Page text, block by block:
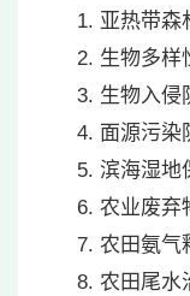
1. 亚热带森
2. 生物多样
3. 生物入侵
4. 面源污染
5. 滨海湿地
6. 农业废弃
7. 农田氨气
8. 农田尾水